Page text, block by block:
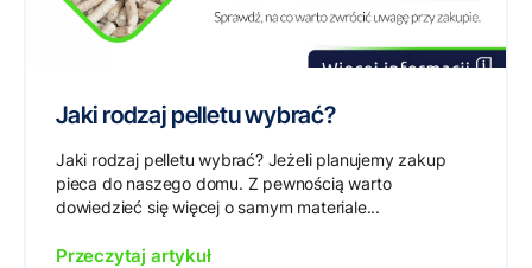
Jaki rodzaj pelletu wybrać?
Jaki rodzaj pelletu wybrać? Jeżeli planujemy zakup
pieca do naszego domu. Z pewnością warto
dowiedzieć się więcej o samym materiale...
Przeczytaj artykuł